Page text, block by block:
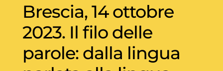
Brescia, 14 ottobre
2023. Il filo delle
parole: dalla lingua